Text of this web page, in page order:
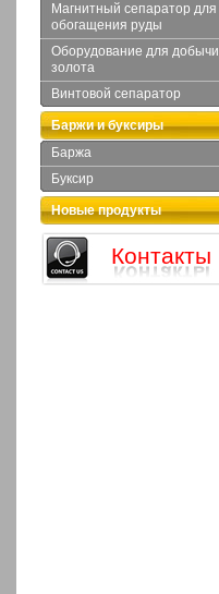
Магнитный сепаратор для
обогащения руды
Оборудование для добычи
золота
Винтовой сепаратор
Баржи и буксиры
Баржа
Буксир
Новые продукты
Контакты